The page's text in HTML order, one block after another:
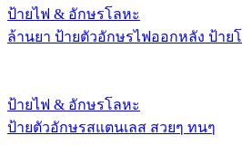
ป้ายไฟ & อักษรโลหะ
ล้านยา ป้ายตัวอักษรไฟออกหลัง ป้าย
ป้ายไฟ & อักษรโลหะ
ป้ายตัวอักษรสแตนเลส สวยๆ ทนๆ